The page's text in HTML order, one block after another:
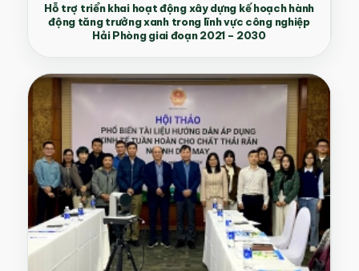
Hỗ trợ triển khai hoạt động xây dựng kế hoạch hành
động tăng trưởng xanh trong lĩnh vực công nghiệp
Hải Phòng giai đoạn 2021 – 2030